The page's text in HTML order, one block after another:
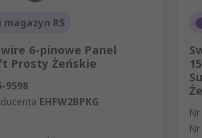
RS
6-pinowe Panel
Prosty Żeńskie
9598
EHFW2BPKG
Nr